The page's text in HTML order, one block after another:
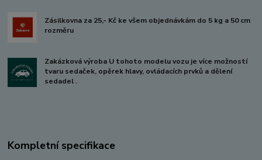
Zásilkovna za 25,- Kč ke všem objednávkám do 5 kg a 50 cm
rozměru
Zakázková výroba U tohoto modelu vozu je více možností
tvaru sedaček, opěrek hlavy, ovládacích prvků a dělení
sedadel .
Kompletní specifikace